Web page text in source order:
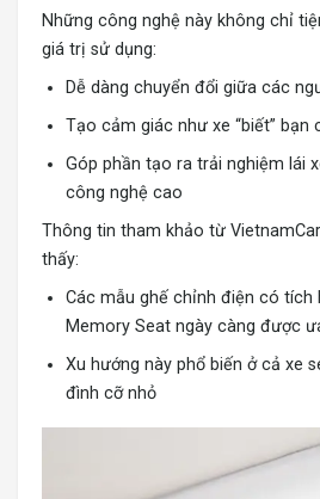
Những công nghệ này không chỉ
giá trị sử dụng:
Dễ dàng chuyển đổi giữa các
Tạo cảm giác như xe “biết” bạn
Góp phần tạo ra trải nghiệm lái
công nghệ cao
Thông tin tham khảo từ
thấy:
Các mẫu ghế chỉnh điện có tích
Memory Seat ngày càng được
Xu hướng này phổ biến ở cả xe
đình cỡ nhỏ